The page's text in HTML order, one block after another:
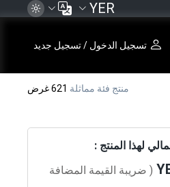
YER
تسجيل الدخول / تسجيل جديد
منتج فئة مماثلة 621 غرض
لهذا المنتج :
( ضريبة القيمة المضافة